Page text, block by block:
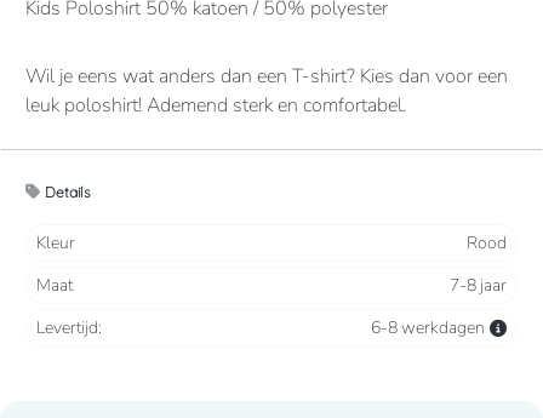
Kids Poloshirt 50% katoen / 50% polyester
Wil je eens wat anders dan een T-shirt? Kies dan voor een
leuk poloshirt! Ademend sterk en comfortabel.
bedrukken met naam
Details
Kleur
Rood
Maat
7-8 jaar
Levertijd:
6-8 werkdagen